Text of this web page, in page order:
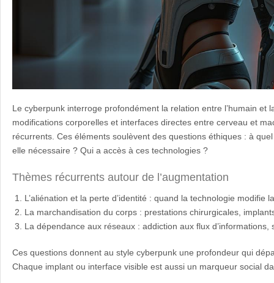
Le cyberpunk interroge profondément la relation entre l’humain et
modifications corporelles et interfaces directes entre cerveau et
récurrents. Ces éléments soulèvent des questions éthiques : à
elle nécessaire ? Qui a accès à ces technologies ?
Thèmes récurrents autour de l’augmentation
L’aliénation et la perte d’identité : quand la technologie modifie
La marchandisation du corps : prestations chirurgicales,
La dépendance aux réseaux : addiction aux flux
Ces questions donnent au style cyberpunk une profondeur qui
Chaque implant ou interface visible est aussi un marqueur social